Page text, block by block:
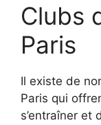
Clubs
Paris
Il existe de
Paris qui
s’entraîner et